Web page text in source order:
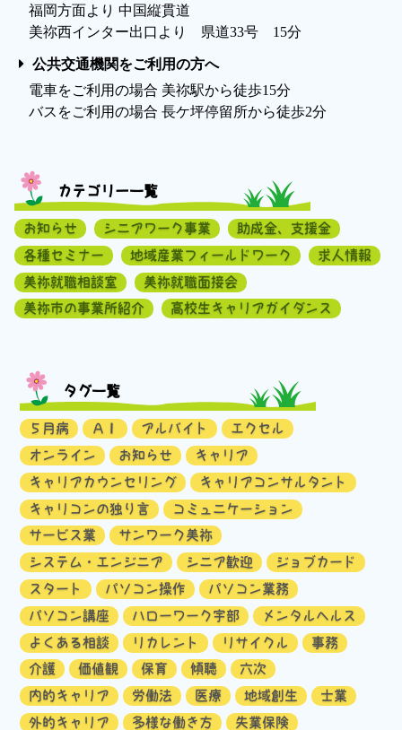
福岡方面より 中国縦貫道
美祢西インター出口より 県道33号 15分
公共交通機関をご利用の方へ
電車をご利用の場合 美祢駅から徒歩15分
バスをご利用の場合 長ケ坪停留所から徒歩2分
カテゴリー一覧
お知らせ シニアワーク事業
助成金、支援金
各種セミナー
地域産業フィールドワーク
求人情報
美祢就職相談室
美祢就職面接会
美祢市の事業所紹介
高校生キャリアガイダンス
タグ一覧
５月病 ＡＩ アルバイト
エクセル
オンライン
お知らせ
キャリア
キャリアカウンセリング
キャリアコンサルタント
キャリコンの独り言
コミュニケーション
サービス業
サンワーク美祢
システム・エンジニア
シニア歓迎
ジョブカード
スタート
パソコン操作
パソコン業務
パソコン講座
ハローワーク宇部
メンタルヘルス
よくある相談
リカレント リサイクル
事務
介護
価値観 保育 傾聴
六次
内的キャリア
労働法 医療 地域創生
士業
外的キャリア
多様な働き方
失業保険